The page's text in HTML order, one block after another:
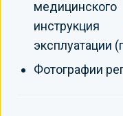
эксплуатации
Фотографии